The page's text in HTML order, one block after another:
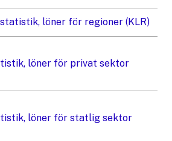
löner för regioner (KLR)
löner för privat sektor
löner för statlig sektor